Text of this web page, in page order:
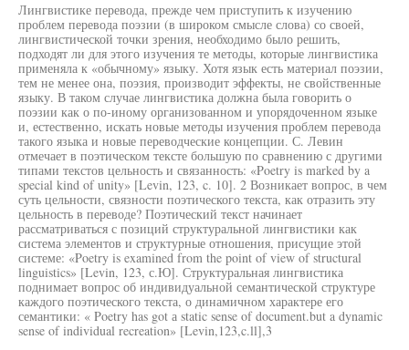
Лингвистике перевода, прежде чем приступить к изучению
проблем перевода поэзии (в широком смысле слова) со своей,
лингвистической точки зрения, необходимо было решить,
подходят ли для этого изучения те методы, которые лингвистика
применяла к «обычному» языку. Хотя язык есть материал поэзии,
тем не менее она, поэзия, производит эффекты, не свойственные
языку. В таком случае лингвистика должна была говорить о
поэзии как о по-иному организованном и упорядоченном языке
и, естественно, искать новые методы изучения проблем перевода
такого языка и новые переводческие концепции. С. Левин
отмечает в поэтическом тексте большую по сравнению с другими
типами текстов цельность и связанность: «Poetry is marked by a
special kind of unity» [Levin, 123, c. 10]. 2 Возникает вопрос, в чем
суть цельности, связности поэтического текста, как отразить эту
цельность в переводе? Поэтический текст начинает
рассматриваться с позиций структуральной лингвистики как
система элементов и структурные отношения, присущие этой
системе: «Poetry is examined from the point of view of structural
linguistics» [Levin, 123, с.Ю]. Структуральная лингвистика
поднимает вопрос об индивидуальной семантической структуре
каждого поэтического текста, о динамичном характере его
семантики: « Poetry has got а static sense of document.but a dynamic
sense of individual recreation» [Levin,123,c.ll],3